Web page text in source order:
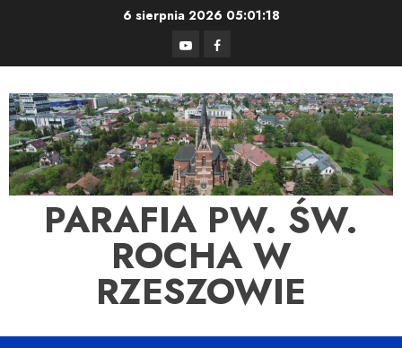
6 sierpnia 2026 05:01:18
YouTubeFacebook
PARAFIA PW. ŚW.
ROCHA W
RZESZOWIE